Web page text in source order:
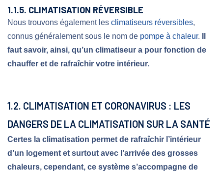
1.1.5. CLIMATISATION RÉVERSIBLE
Nous trouvons également les climatiseurs réversibles,
connus généralement sous le nom de pompe à chaleur.
faut savoir, ainsi, qu’un climatiseur a pour fonction de
chauffer et de rafraîchir votre intérieur.
1.2. CLIMATISATION ET CORONAVIRUS : LES
DANGERS DE LA CLIMATISATION SUR LA SANTÉ
Certes la climatisation permet de rafraîchir l’intérieur
d’un logement et surtout avec l’arrivée des grosses
chaleurs, cependant, ce système s’accompagne de